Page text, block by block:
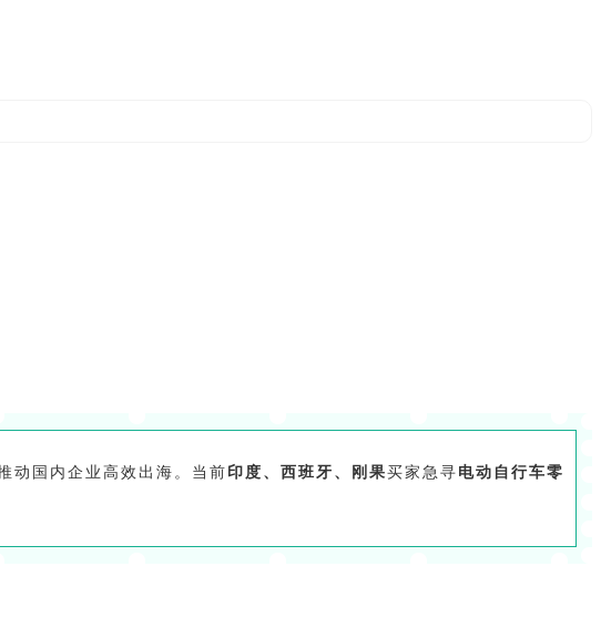
动国内企业高效出海。当前 印度、 西班牙、 刚果买家急寻 电动自行车零